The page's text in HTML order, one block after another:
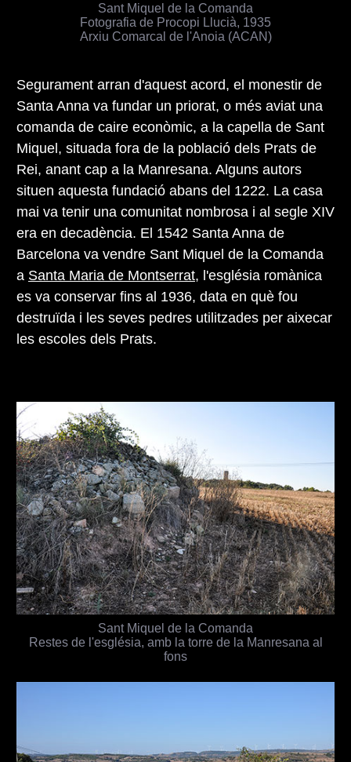
Sant Miquel de la Comanda
Fotografia de Procopi Llucià, 1935
Arxiu Comarcal de l'Anoia (ACAN)
Segurament arran d'aquest acord, el monestir de
Santa Anna va fundar un priorat, o més aviat una
comanda de caire econòmic, a la capella de Sant
Miquel, situada fora de la població dels Prats de
Rei, anant cap a la Manresana. Alguns autors
situen aquesta fundació abans del 1222. La casa
mai va tenir una comunitat nombrosa i al segle XIV
era en decadència. El 1542 Santa Anna de
Barcelona va vendre Sant Miquel de la Comanda
a Santa Maria de Montserrat, l'església romànica
es va conservar fins al 1936, data en què fou
destruïda i les seves pedres utilitzades per aixecar
les escoles dels Prats.
Sant Miquel de la Comanda
Restes de l'església, amb la torre de la Manresana al
fons